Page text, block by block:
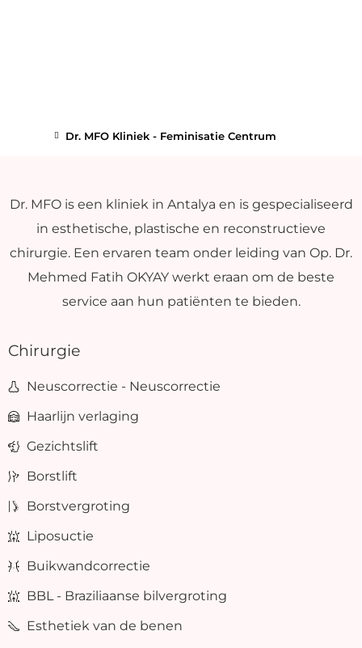
Dr. MFO Kliniek - Feminisatie Centrum
Dr. MFO is een kliniek in Antalya en is gespecialiseerd
in esthetische, plastische en reconstructieve
chirurgie. Een ervaren team onder leiding van Op. Dr.
Mehmed Fatih OKYAY werkt eraan om de beste
service aan hun patiënten te bieden.
Chirurgie
Neuscorrectie - Neuscorrectie
Haarlijn verlaging
Gezichtslift
Borstlift
Borstvergroting
Liposuctie
Buikwandcorrectie
BBL - Braziliaanse bilvergroting
Esthetiek van de benen